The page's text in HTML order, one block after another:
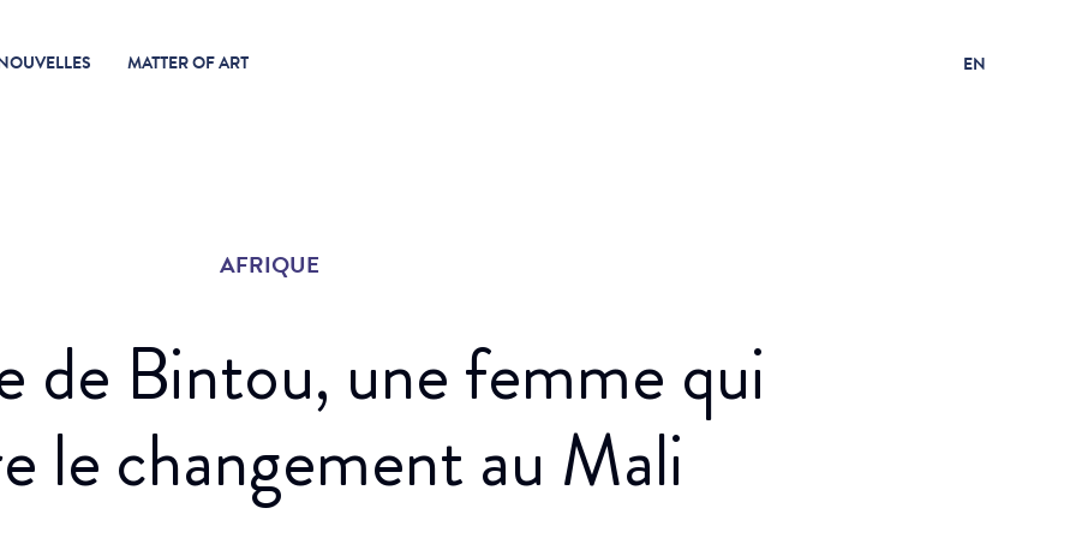
MATTER OF ART EN
AFRIQUE
de Bintou, une femme qui
le changement au Mali